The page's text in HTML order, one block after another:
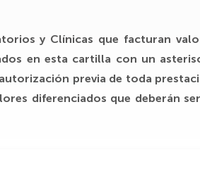
y Clínicas que facturan
en esta cartilla con un
previa de toda
diferenciados que deberán